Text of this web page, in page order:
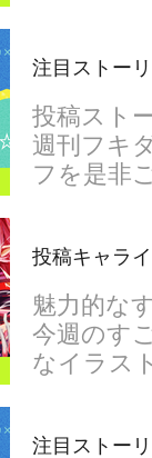
注目ストー
投稿スト
週刊フキ
フを是非
投稿キャラ
魅力的な
今週のす
なイラス
注目ストー